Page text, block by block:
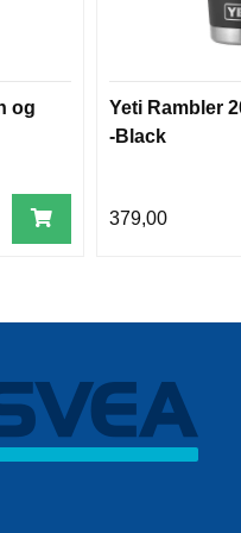
og
Yeti Rambler
-Black
379,00